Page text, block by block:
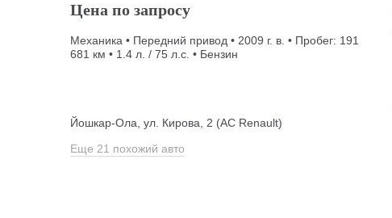
Цена по запросу
Механика • Передний привод • 2009 г. в. • Пробег: 191
681 км • 1.4 л. / 75 л.с. • Бензин
Йошкар-Ола, ул. Кирова, 2 (АС Renault)
Еще 21 похожий авто